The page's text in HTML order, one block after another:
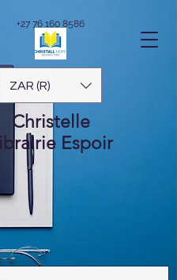
ZAR (R)
Christelle
Espoir
+27 76 160 8586